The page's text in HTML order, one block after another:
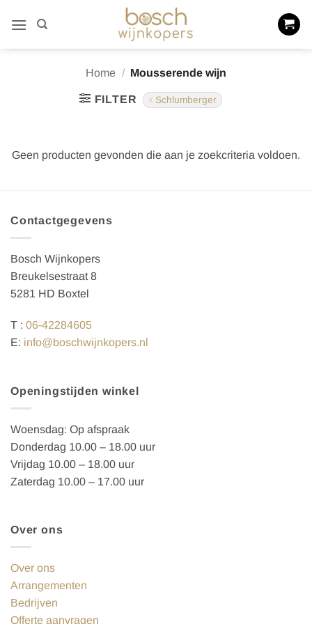
naar
Home / Mousserende wijn
FILTER Schlumberger
Geen producten gevonden die aan je zoekcriteria voldoen.
Contactgegevens
Bosch Wijnkopers
Breukelsestraat 8
5281 HD Boxtel
T : 06-42284605
E: info@boschwijnkopers.nl
Openingstijden winkel
Woensdag: Op afspraak
Donderdag 10.00 – 18.00 uur
Vrijdag 10.00 – 18.00 uur
Zaterdag 10.00 – 17.00 uur
Over ons
Over ons
Arrangementen
Bedrijven
Offerte aanvragen